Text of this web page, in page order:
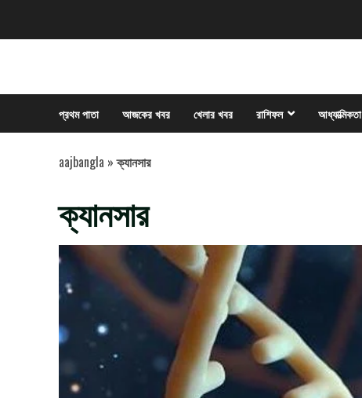
প্রথম পাতা আজকের খবর খেলার খবর রাশিফল আধ্যাত্মিকতা
aajbangla »ক্যানসার
ক্যানসার